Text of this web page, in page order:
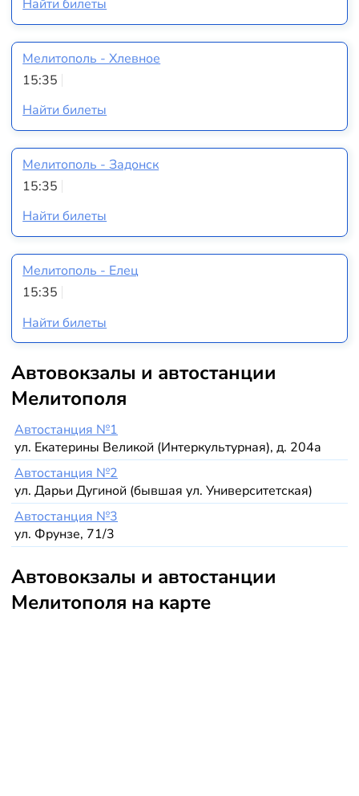
Найти билеты
Мелитополь - Хлевное
15:35
Найти билеты
Мелитополь - Задонск
15:35
Найти билеты
Мелитополь - Елец
15:35
Найти билеты
Автовокзалы и автостанции
Мелитополя
Автостанция №1
ул. Екатерины Великой (Интеркультурная), д. 204а
Автостанция №2
ул. Дарьи Дугиной (бывшая ул. Университетская)
Автостанция №3
ул. Фрунзе, 71/3
Автовокзалы и автостанции
Мелитополя на карте